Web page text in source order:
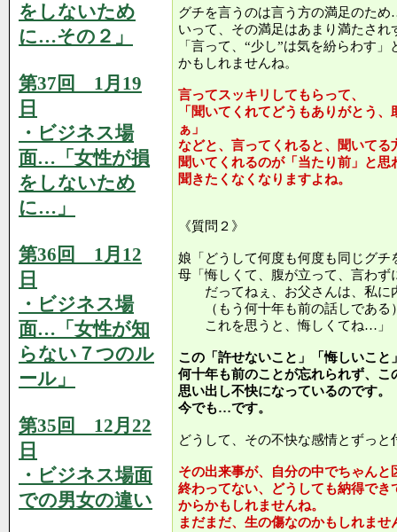
をしないため
に…その２」
第37回 1月19
日
・ビジネス場
面…「女性が損
をしないため
に…」
第36回 1月12
日
・ビジネス場
面…「女性が知
らない７つのル
ール」
第35回 12月22
日
・ビジネス場面
での男女の違い
グチを言うのは言う方の満足のた
いって、その満足はあまり満たさ
「言って、“少し”は気を紛らわす
かもしれませんね。
言ってスッキリしてもらって、
「聞いてくれてどうもありがとう
ぁ」
などと、言ってくれると、聞いて
聞いてくれるのが「当たり前」と
聞きたくなくなりますよね。
《質問２》
娘「どうして何度も何度も同じグチ
母「悔しくて、腹が立って、言わず
だってねぇ、お父さんは、私に
（もう何十年も前の話しである
これを思うと、悔しくてね…」
この「許せないこと」「悔しいこと
何十年も前のことが忘れられず、こ
思い出し不快になっているのです。
今でも…です。
どうして、その不快な感情とずっ
その出来事が、自分の中でちゃんと
終わってない、どうしても納得でき
からかもしれませんね。
まだまだ、生の傷なのかもしれませ